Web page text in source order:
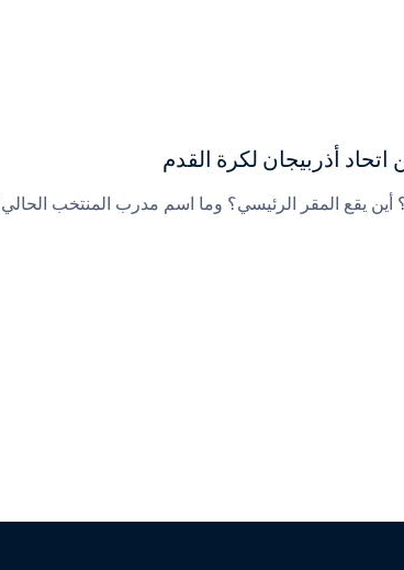
أذربيجان لكرة القدم
يقع المقر الرئيسي؟ وما اسم مدرب المنتخب